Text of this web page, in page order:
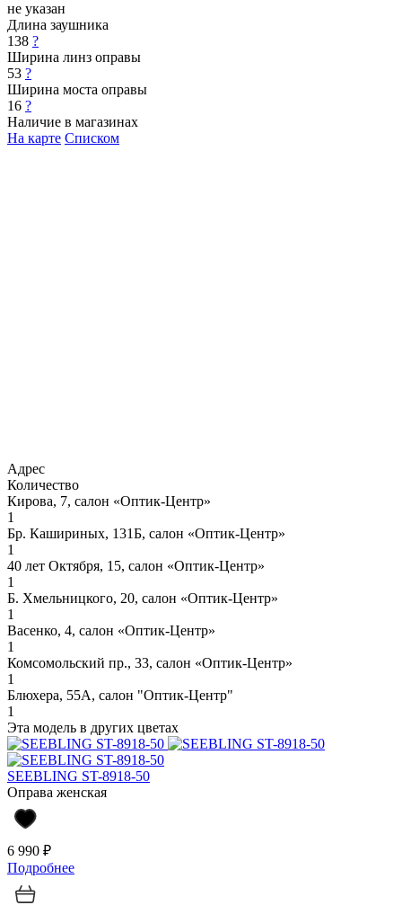
не указан
Длина заушника
138 ?
Ширина линз оправы
53 ?
Ширина моста оправы
16 ?
Наличие в магазинах
На карте Списком
Адрес
Количество
Кирова, 7, салон «Оптик-Центр»
1
Бр. Кашириных, 131Б, салон «Оптик-Центр»
1
40 лет Октября, 15, салон «Оптик-Центр»
1
Б. Хмельницкого, 20, салон «Оптик-Центр»
1
Васенко, 4, салон «Оптик-Центр»
1
Комсомольский пр., 33, салон «Оптик-Центр»
1
Блюхера, 55А, салон "Оптик-Центр"
1
Эта модель в других цветах
SEEBLING ST-8918-50
Оправа женская
6 990 ₽
Подробнее